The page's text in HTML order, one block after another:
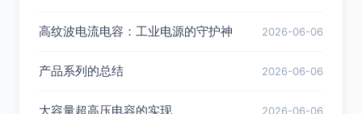
高纹波电流电容：工业电源的守护神 2026-06-06
产品系列的总结 2026-06-06
大容量超高压电容的实现 2026-06-06